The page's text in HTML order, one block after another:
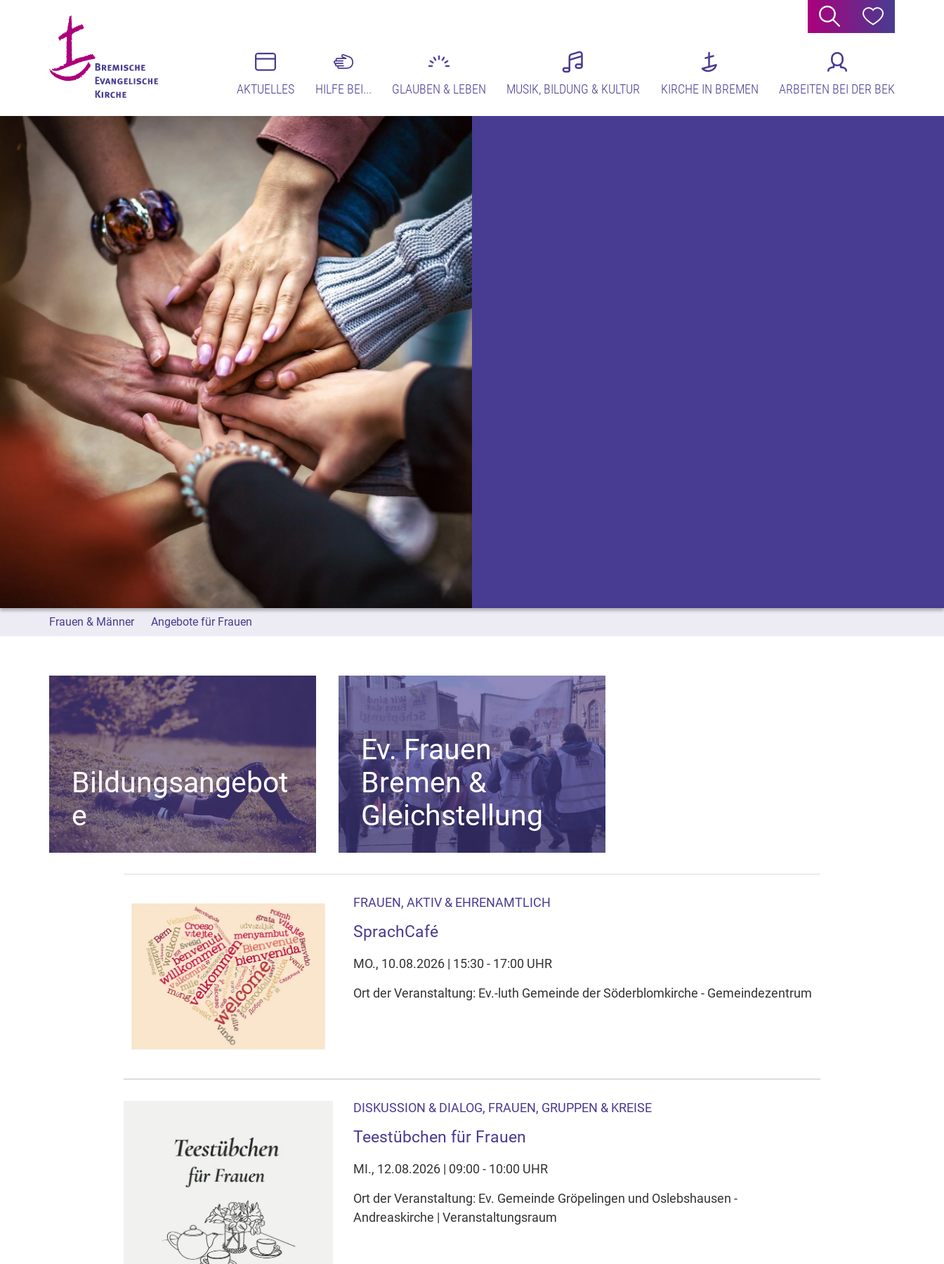
Suche Hilfe
AKTUELLES HILFE BEI... GLAUBEN & LEBEN MUSIK, BILDUNG & KULTUR KIRCHE IN BREMEN ARBEITEN BEI DER BEK
Frauen & Männer Angebote für Frauen
Bildungsangebot
e
Ev. Frauen
Bremen &
Gleichstellung
FRAUEN, AKTIV & EHRENAMTLICH
SprachCafé
MO., 10.08.2026 | 15:30 - 17:00 UHR
Ort der Veranstaltung: Ev.-luth Gemeinde der Söderblomkirche - Gemeindezentrum
DISKUSSION & DIALOG, FRAUEN, GRUPPEN & KREISE
Teestübchen für Frauen
MI., 12.08.2026 | 09:00 - 10:00 UHR
Ort der Veranstaltung: Ev. Gemeinde Gröpelingen und Oslebshausen -
Andreaskirche | Veranstaltungsraum